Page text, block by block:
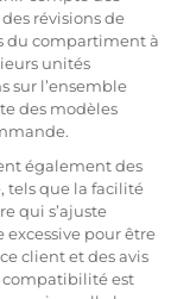
révisions de
du compartiment à
unités
sur l’ensemble
des modèles
également des
tels que la facilité
qui s’ajuste
pour être
client et des avis
compatibilité est